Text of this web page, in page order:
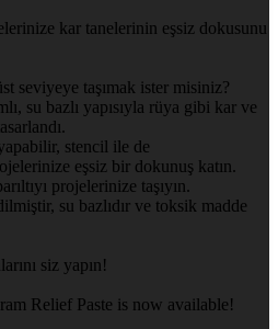
kar tanelerinin eşsiz dokusunu
seviyeye taşımak ister misiniz?
su bazlı yapısıyla rüya gibi kar ve
stencil ile de
eşsiz bir dokunuş katın.
projelerinize taşıyın.
su bazlıdır ve toksik madde
siz yapın!
Relief Paste is now available!